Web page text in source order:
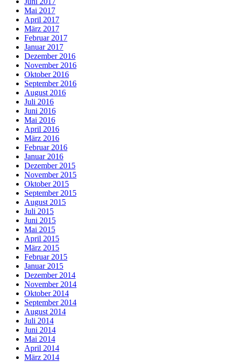
Mai 2017
April 2017
März 2017
Februar 2017
Januar 2017
Dezember 2016
November 2016
Oktober 2016
September 2016
August 2016
Juli 2016
Juni 2016
Mai 2016
April 2016
März 2016
Februar 2016
Januar 2016
Dezember 2015
November 2015
Oktober 2015
September 2015
August 2015
Juli 2015
Juni 2015
Mai 2015
April 2015
März 2015
Februar 2015
Januar 2015
Dezember 2014
November 2014
Oktober 2014
September 2014
August 2014
Juli 2014
Juni 2014
Mai 2014
April 2014
März 2014